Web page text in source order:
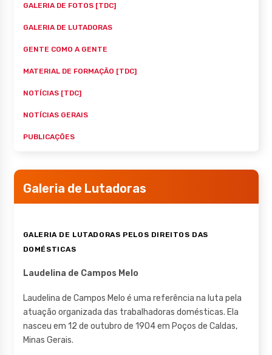
GALERIA DE FOTOS [TDC]
GALERIA DE LUTADORAS
GENTE COMO A GENTE
MATERIAL DE FORMAÇÃO [TDC]
NOTÍCIAS [TDC]
NOTÍCIAS GERAIS
PUBLICAÇÕES
Galeria de Lutadoras
GALERIA DE LUTADORAS PELOS DIREITOS DAS
DOMÉSTICAS
Laudelina de Campos Melo
Laudelina de Campos Melo é uma referência na luta pela
atuação organizada das trabalhadoras domésticas. Ela
nasceu em 12 de outubro de 1904 em Poços de Caldas,
Minas Gerais.